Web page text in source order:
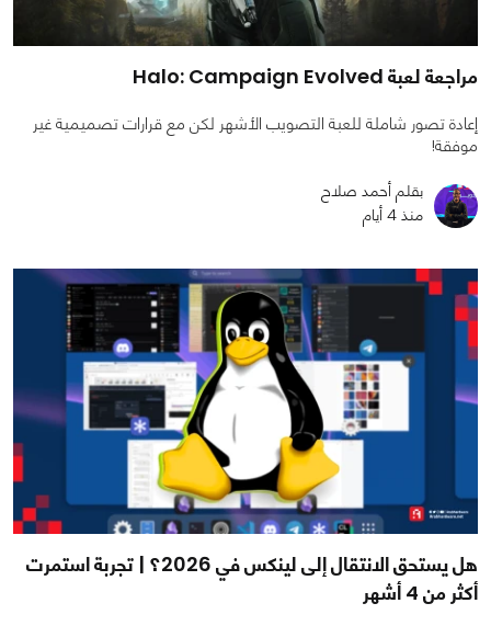
مراجعة لعبة Halo: Campaign Evolved
إعادة تصور شاملة للعبة التصويب الأشهر لكن مع قرارات تصميمية غير
موفقة!
بقلم أحمد صلاح
منذ 4 أيام
هل يستحق الانتقال إلى لينكس في 2026؟ | تجربة استمرت
أكثر من 4 أشهر